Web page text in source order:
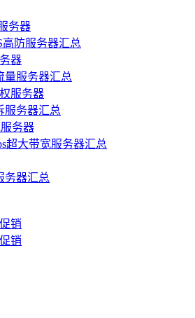
务器
高防服务器汇总
器
量服务器汇总
服务器
服务器汇总
务器
超大带宽服务器汇总
务器汇总
销
销